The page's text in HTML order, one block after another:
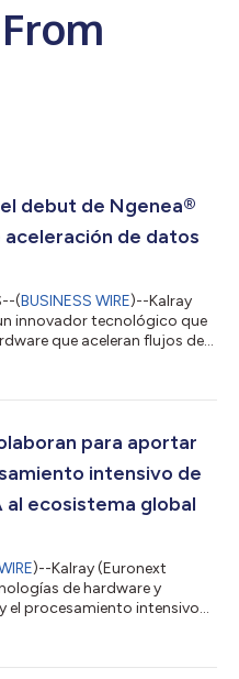
debut de Ngenea®
de datos
(BUSINESS WIRE)--Kalray
innovador tecnológico que
que aceleran flujos de
para segmentos de
de datos, Ngenea
para aportar
intensivo de
ecosistema global
)--Kalray (Euronext
de hardware y
el procesamiento intensivo
ultra alto rendimiento en